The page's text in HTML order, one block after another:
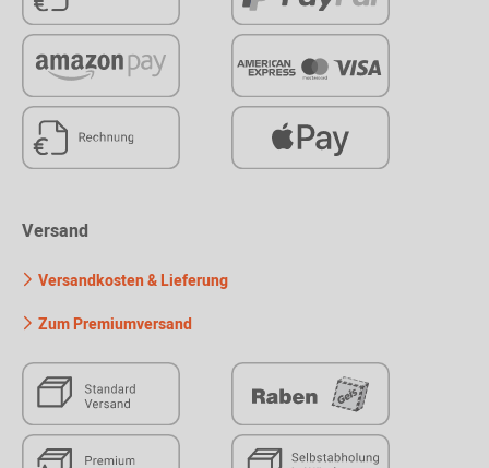
Versand
Versandkosten & Lieferung
Zum Premiumversand